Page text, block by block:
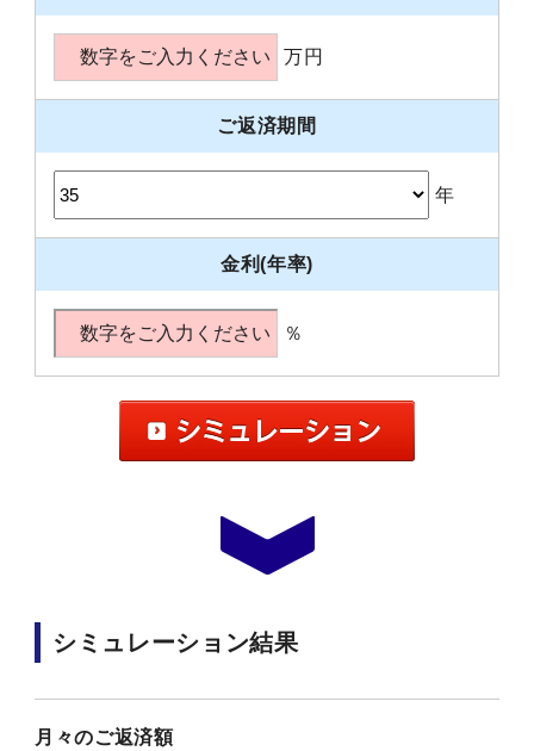
万円
ご返済期間
年
金利(年率)
％
シミュレーション結果
月々のご返済額